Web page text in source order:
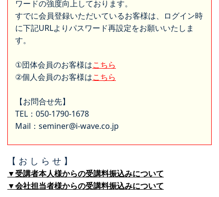
ワードの強度向上しております。
すでに会員登録いただいているお客様は、ログイン時
に下記URLよりパスワード再設定をお願いいたしま
す。
①団体会員のお客様はこちら
②個人会員のお客様はこちら
【お問合せ先】
TEL：050-1790-1678
Mail：seminer@i-wave.co.jp
【 お し ら せ 】
▼受講者本人様からの受講料振込みについて
▼会社担当者様からの受講料振込みについて